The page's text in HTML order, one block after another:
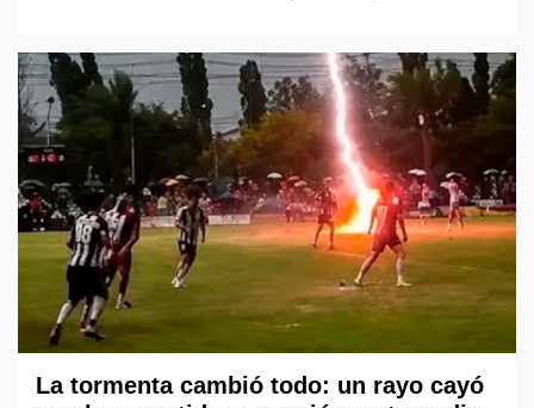
La tormenta cambió todo: un rayo cayó